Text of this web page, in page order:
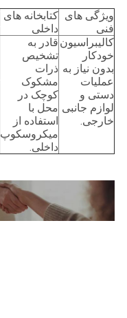
کنترل
کیفیت
ما
تماس
بگیرید
اخبار
ویژگی های
فنی
کتابخانه های
داخلی
کالیبراسیون
خودکار
بدون نیاز به
عملیات
دستی و
لوازم جانبی
خارجی.
قادر به
تشخیص
ذرات
مشکوک
کوچک در
محل با
استفاده از
میکروسکوپ
داخلی.